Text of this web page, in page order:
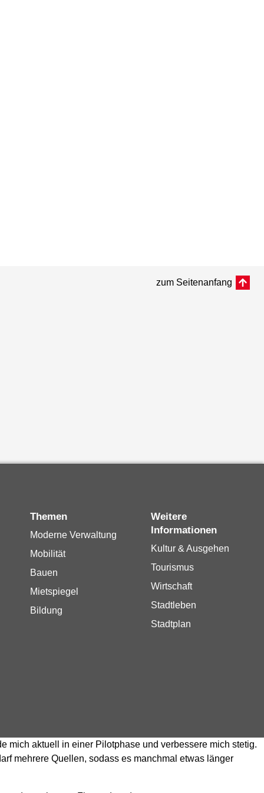
zum Seitenanfang
Themen
Moderne Verwaltung
Mobilität
Bauen
Mietspiegel
Bildung
Weitere
Informationen
Kultur & Ausgehen
Tourismus
Wirtschaft
Stadtleben
Stadtplan
mich aktuell in einer Pilotphase und verbessere mich stetig.
mehrere Quellen, sodass es manchmal etwas länger